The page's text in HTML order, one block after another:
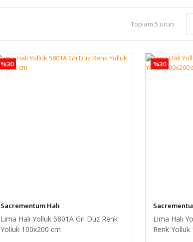
Toplam 5 ürün
%30
Sacrementum Halı
Lima Halı Yolluk 5801A Gri Düz Renk
Yolluk 100x200 cm
%30
Lima Halı
Renk